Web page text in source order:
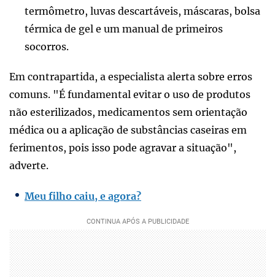
termômetro, luvas descartáveis, máscaras, bolsa
térmica de gel e um manual de primeiros
socorros.
Em contrapartida, a especialista alerta sobre erros
comuns. "É fundamental evitar o uso de produtos
não esterilizados, medicamentos sem orientação
médica ou a aplicação de substâncias caseiras em
ferimentos, pois isso pode agravar a situação",
adverte.
Meu filho caiu, e agora?